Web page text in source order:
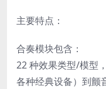
主要特点：
合奏模块包含：
22 种效果类型/模型
各种经典设备）到颤